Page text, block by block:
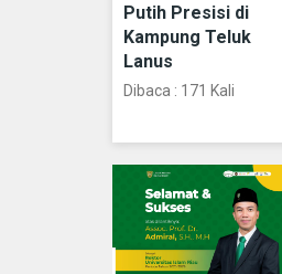
Putih Presisi di
Kampung Teluk
Lanus
Dibaca : 171 Kali